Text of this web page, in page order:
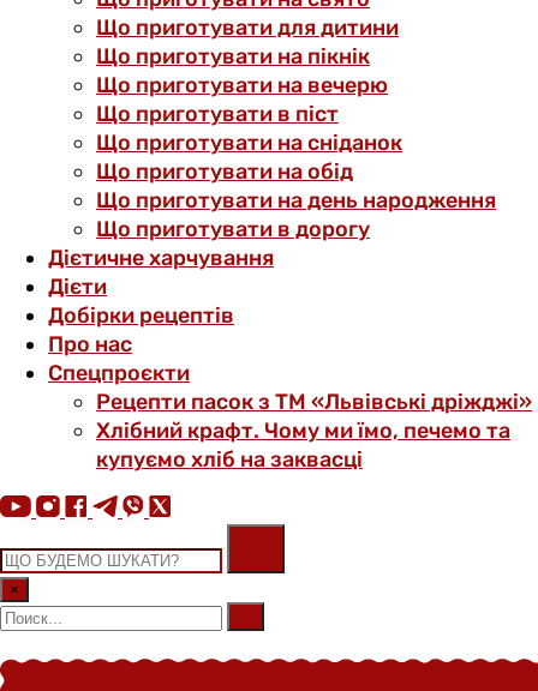
Що приготувати для дитини
Що приготувати на пікнік
Що приготувати на вечерю
Що приготувати в піст
Що приготувати на сніданок
Що приготувати на обід
Що приготувати на день народження
Що приготувати в дорогу
Дієтичне харчування
Дієти
Добірки рецептів
Про нас
Спецпроєкти
Рецепти пасок з ТМ «Львівські дріжджі»
Хлібний крафт. Чому ми їмо, печемо та
купуємо хліб на заквасці
×